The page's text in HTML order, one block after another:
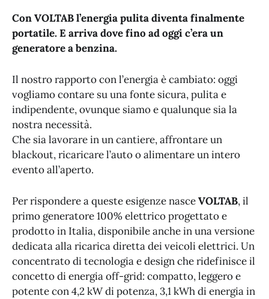
Con VOLTAB l’energia pulita diventa finalmente
portatile. E arriva dove fino ad oggi c’era un
generatore a benzina.
Il nostro rapporto con l’energia è cambiato: oggi
vogliamo contare su una fonte sicura, pulita e
indipendente, ovunque siamo e qualunque sia la
nostra necessità.
Che sia lavorare in un cantiere, affrontare un
blackout, ricaricare l’auto o alimentare un intero
evento all’aperto.
Per rispondere a queste esigenze nasceVOLTAB, il
primo generatore 100% elettrico progettato e
prodotto in Italia, disponibile anche in una versione
dedicata alla ricarica diretta dei veicoli elettrici. Un
concentrato di tecnologia e design che ridefinisce il
concetto di energia off-grid: compatto, leggero e
potente con 4,2 kW di potenza, 3,1 kWh di energia in